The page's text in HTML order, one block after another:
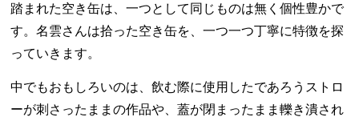
踏まれた空き缶は、一つとして同じものは無く個性豊かで
す。名雲さんは拾った空き缶を、一つ一つ丁寧に特徴を探
っていきます。
中でもおもしろいのは、飲む際に使用したであろうストロ
ーが刺さったままの作品や、蓋が閉まったまま轢き潰され